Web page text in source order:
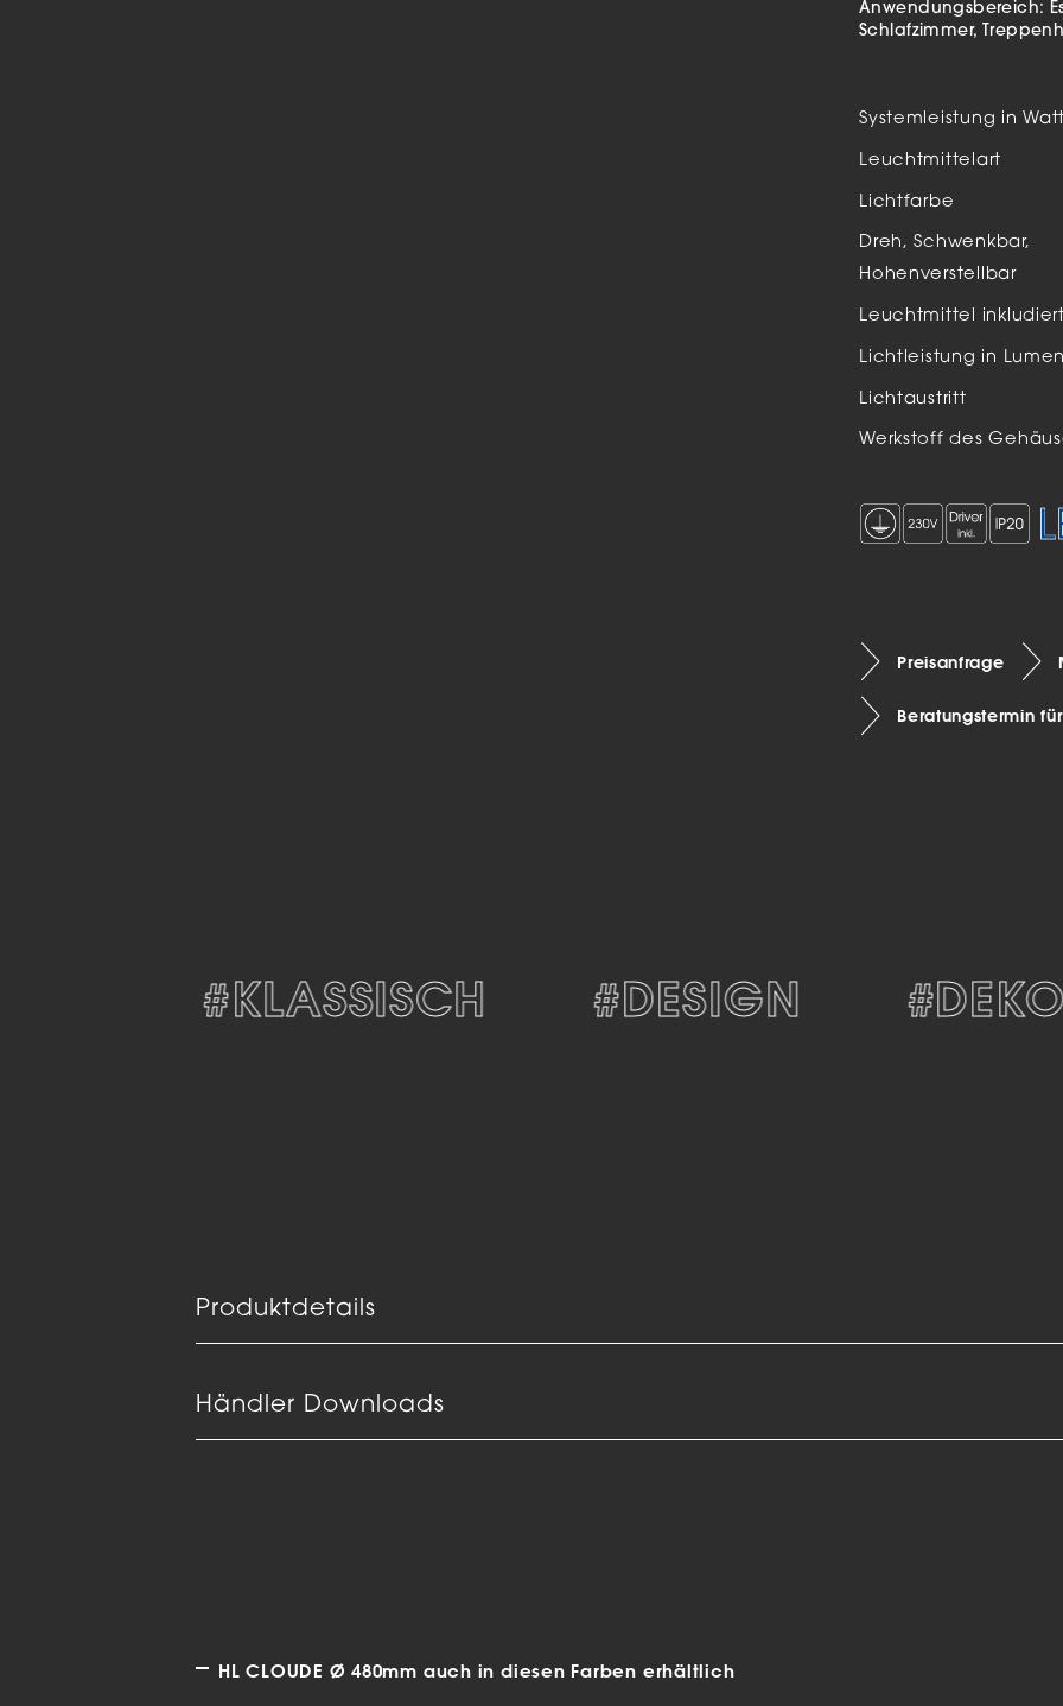
Anwendungsbereich:
Schlafzimmer
Systemleistung in Watt
Leuchtmittelart
Lichtfarbe
Dreh, Schwenkbar,
Hohenverstellbar
Leuchtmittel inkludiert
Lichtleistung in Lumen
Lichtaustritt
Werkstoff des
Preisanfrage
Beratungstermin
#KLASSISCH #DESIGN
Produktdetails
Händler Downloads
HL CLOUDE Ø 480mm auch in diesen Farben erhältlich